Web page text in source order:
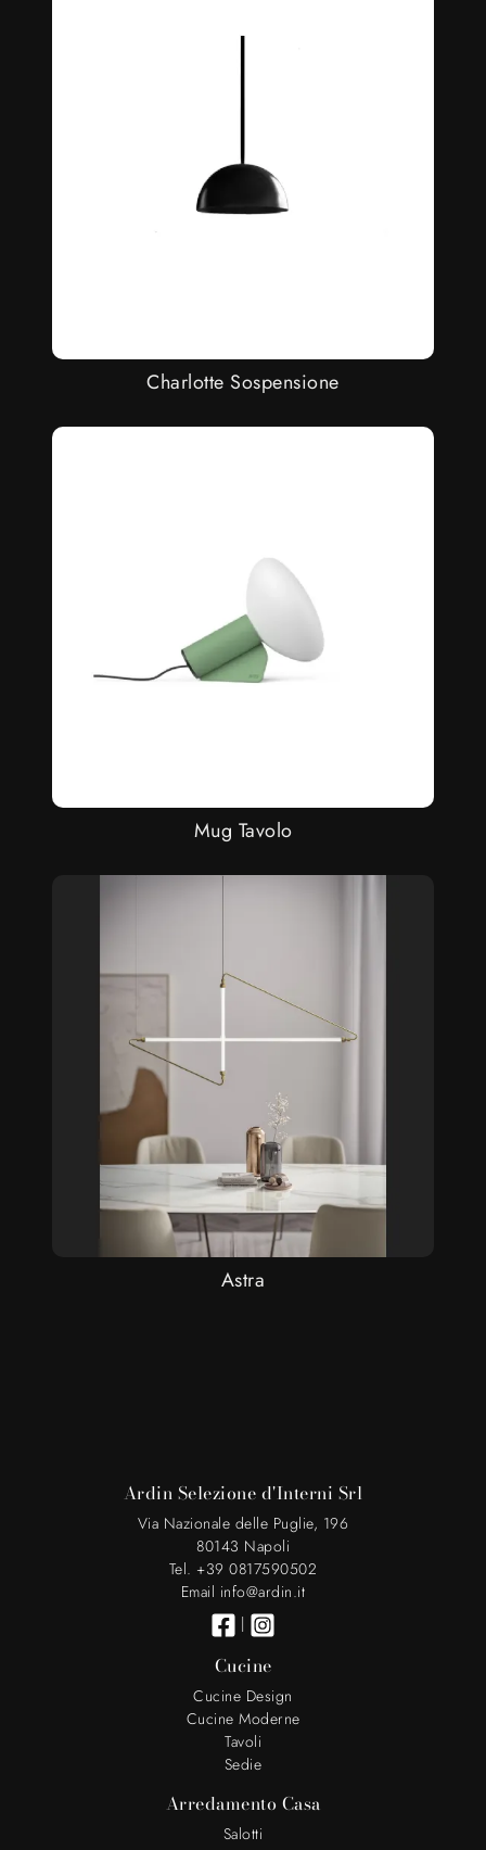
Charlotte Sospensione
Mug Tavolo
Astra
Ardin Selezione d'Interni Srl
Via Nazionale delle Puglie, 196
80143 Napoli
Tel. +39 0817590502
Email info@ardin.it
|
Cucine
Cucine Design
Cucine Moderne
Tavoli
Sedie
Arredamento Casa
Salotti